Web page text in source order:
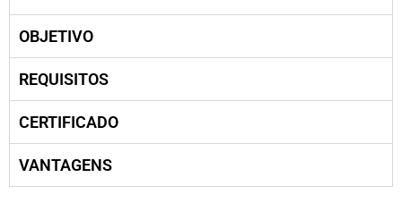
OBJETIVO
REQUISITOS
CERTIFICADO
VANTAGENS